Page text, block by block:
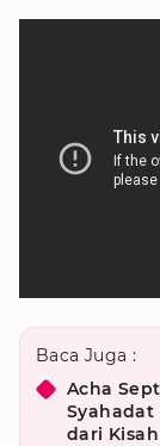
Baca Juga :
Acha
Syahadat
dari